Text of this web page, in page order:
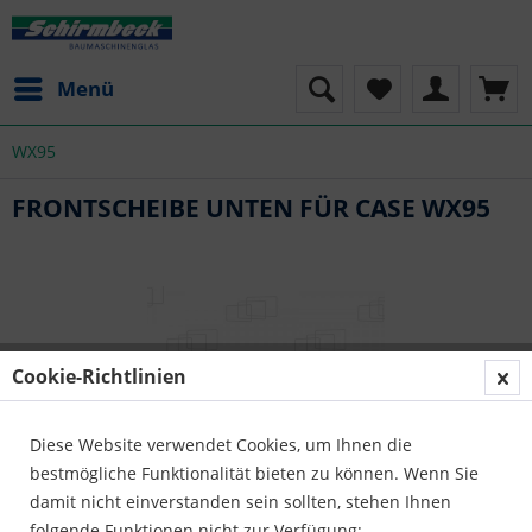
Menü
WX95
FRONTSCHEIBE UNTEN FÜR CASE WX95
Cookie-Richtlinien
Diese Website verwendet Cookies, um Ihnen die
bestmögliche Funktionalität bieten zu können. Wenn Sie
damit nicht einverstanden sein sollten, stehen Ihnen